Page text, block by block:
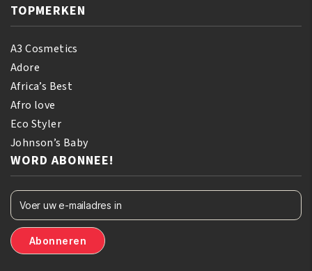
TOPMERKEN
A3 Cosmetics
Adore
Africa’s Best
Afro love
Eco Styler
Johnson’s Baby
WORD ABONNEE!